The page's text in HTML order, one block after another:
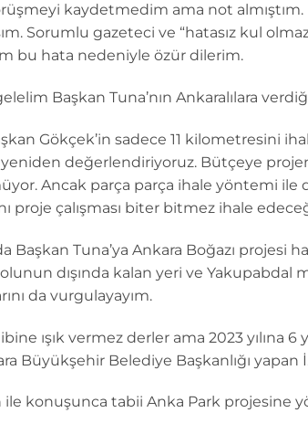
kaydetmedim ama not almıştım.
Sorumlu gazeteci ve “hatasız kul
bu hata nedeniyle özür dilerim.
Başkan Tuna’nın Ankaralılara
Gökçek’in sadece 11 kilometresini
değerlendiriyoruz. Bütçeye
Ancak parça parça ihale yöntemi
proje çalışması biter bitmez ihale
Başkan Tuna’ya Ankara Boğazı projesi
dışında kalan yeri ve Yakupabdal
da vurgulayayım.
ışık vermez derler ama 2023 yılına 6
Büyükşehir Belediye Başkanlığı
ile konuşunca tabii Anka Park projesine